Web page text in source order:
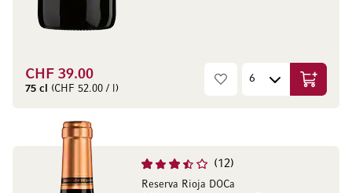
CHF 39.00
75 cl (CHF 52.00 / l) In den
12
Reserva Rioja DOCa